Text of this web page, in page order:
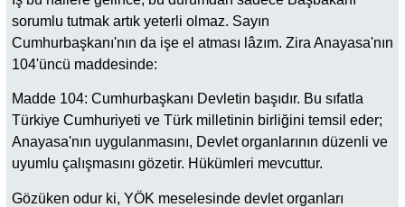
sorumlu tutmak artık yeterli olmaz. Sayın
Cumhurbaşkanı'nın da işe el atması lâzım. Zira Anayasa'nın
104'üncü maddesinde:
Madde 104: Cumhurbaşkanı Devletin başıdır. Bu sıfatla
Türkiye Cumhuriyeti ve Türk milletinin birliğini temsil eder;
Anayasa'nın uygulanmasını, Devlet organlarının düzenli ve
uyumlu çalışmasını gözetir. Hükümleri mevcuttur.
Gözüken odur ki, YÖK meselesinde devlet organları